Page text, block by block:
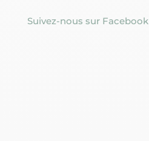
Suivez-nous sur Facebook